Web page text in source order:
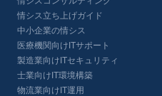
情シス立ち上げガイド
中小企業の情シス
医療機関向けITサポート
製造業向けITセキュリティ
士業向けIT環境構築
物流業向けIT運用